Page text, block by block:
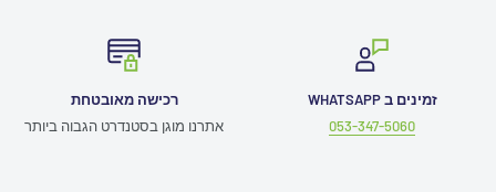
זמינים ב WHATSAPP
053-347-5060
רכישה מאובטחת
אתרנו מוגן בסטנדרט הגבוה ביותר